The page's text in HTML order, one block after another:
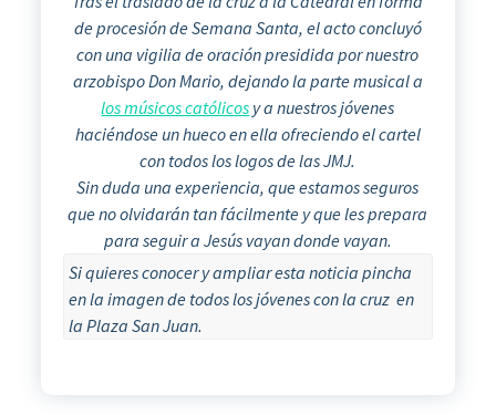
de procesión de Semana Santa, el acto concluyó
con una vigilia de oración presidida por nuestro
arzobispo Don Mario, dejando la parte musical a
los músicos católicos y a nuestros jóvenes
haciéndose un hueco en ella ofreciendo el cartel
con todos los logos de las JMJ.
Sin duda una experiencia, que estamos seguros
que no olvidarán tan fácilmente y que les prepara
para seguir a Jesús vayan donde vayan.
Si quieres conocer y ampliar esta noticia pincha
en la imagen de todos los jóvenes con la cruz en
la Plaza San Juan.